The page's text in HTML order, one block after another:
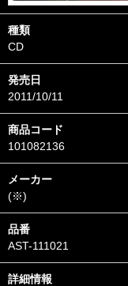
種類
CD
発売日
2011/10/11
商品コード
101082136
メーカー
(※)
品番
AST-111021
詳細情報